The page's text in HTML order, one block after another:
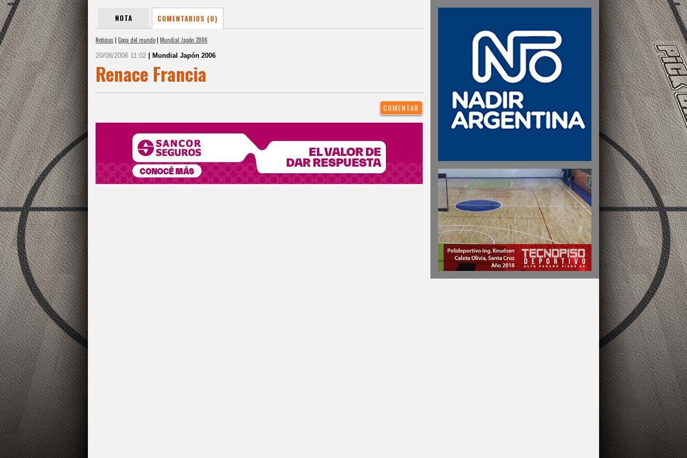
NOTA COMENTARIOS (0)
Noticias | Copa del mundo| Mundial Japón 2006
20/08/2006 11:02 | Mundial Japón 2006
Renace Francia